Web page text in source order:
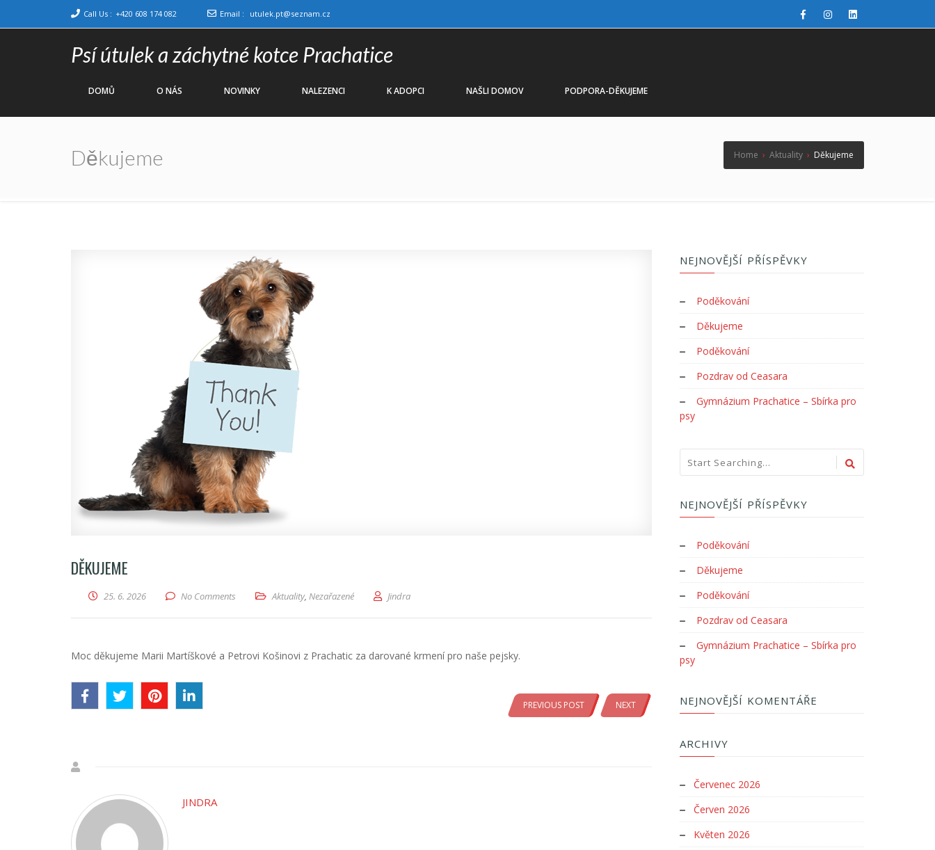
Call Us : +420 608 174 082 Email : utulek.pt@seznam.cz
Psí útulek a záchytné kotce Prachatice
DOMŮ O NÁS NOVINKY NALEZENCI K ADOPCI NAŠLI DOMOV PODPORA-DĚKUJEME
Děkujeme Home › Aktuality › Děkujeme
DĚKUJEME
25. 6. 2026 No Comments Aktuality, Nezařazené Jindra
Moc děkujeme Marii Martíškové a Petrovi Košinovi z Prachatic za darované krmení pro naše pejsky.
PREVIOUS POST NEXT
JINDRA
NEJNOVĚJŠÍ PŘÍSPĚVKY
Poděkování
Děkujeme
Poděkování
Pozdrav od Ceasara
Gymnázium Prachatice – Sbírka pro
psy
NEJNOVĚJŠÍ PŘÍSPĚVKY
Poděkování
Děkujeme
Poděkování
Pozdrav od Ceasara
Gymnázium Prachatice – Sbírka pro
psy
NEJNOVĚJŠÍ KOMENTÁŘE
ARCHIVY
Červenec 2026
Červen 2026
Květen 2026